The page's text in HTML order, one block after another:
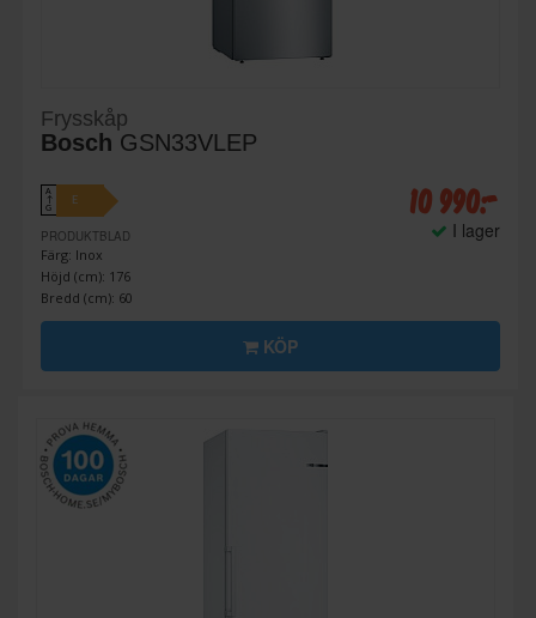
Frysskåp
Bosch GSN33VLEP
A
↑
G
E
PRODUKTBLAD
Färg: Inox
Höjd (cm): 176
Bredd (cm): 60
10 990:-
I lager
KÖP